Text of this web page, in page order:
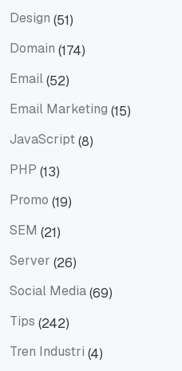
Design (51)
Domain (174)
Email(52)
Email Marketing (15)
JavaScript(8)
PHP (13)
Promo (19)
SEM (21)
Server (26)
Social Media(69)
Tips (242)
Tren Industri (4)